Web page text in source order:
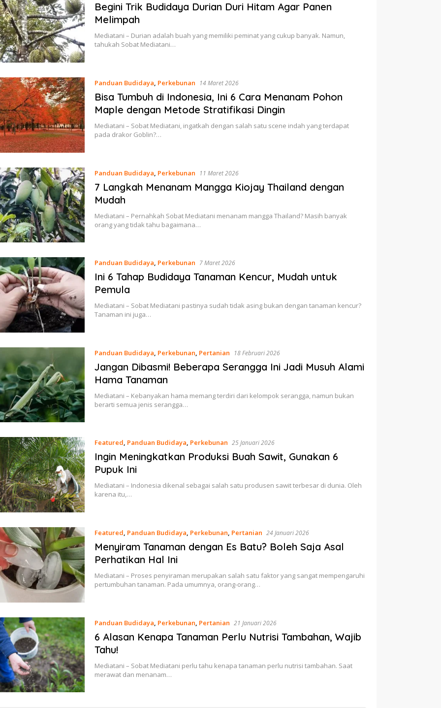
Begini Trik Budidaya Durian Duri Hitam Agar Panen
Melimpah
Mediatani – Durian adalah buah yang memiliki peminat yang cukup banyak. Namun,
tahukah Sobat Mediatani…
Panduan Budidaya, Perkebunan 14 Maret 2026
Bisa Tumbuh di Indonesia, Ini 6 Cara Menanam Pohon
Maple dengan Metode Stratifikasi Dingin
Mediatani – Sobat Mediatani, ingatkah dengan salah satu scene indah yang terdapat
pada drakor Goblin?…
Panduan Budidaya Perkebunan 11 Maret 2026
7 Langkah Menanam Mangga Kiojay Thailand dengan
Mudah
Mediatani – Pernahkah Sobat Mediatani menanam mangga Thailand? Masih banyak
orang yang tidak tahu bagaimana…
Panduan Budidaya, Perkebunan 7 Maret 2026
Ini 6 Tahap Budidaya Tanaman Kencur, Mudah untuk
Pemula
Mediatani – Sobat Mediatani pastinya sudah tidak asing bukan dengan tanaman kencur?
Tanaman ini juga…
Panduan Budidaya, Perkebunan, Pertanian 18 Februari 2026
Jangan Dibasmi! Beberapa Serangga Ini Jadi Musuh Alami
Hama Tanaman
Mediatani – Kebanyakan hama memang terdiri dari kelompok serangga, namun bukan
berarti semua jenis serangga…
Featured, Panduan Budidaya, Perkebunan 25 Januari 2026
Ingin Meningkatkan Produksi Buah Sawit, Gunakan 6
Pupuk Ini
Mediatani – Indonesia dikenal sebagai salah satu produsen sawit terbesar di dunia. Oleh
karena itu,…
Featured, Panduan Budidaya, Perkebunan, Pertanian 24 Januari 2026
Menyiram Tanaman dengan Es Batu? Boleh Saja Asal
Perhatikan Hal Ini
Mediatani – Proses penyiraman merupakan salah satu faktor yang sangat mempengaruhi
pertumbuhan tanaman. Pada umumnya, orang-orang…
Panduan Budidaya, Perkebunan, Pertanian 21 Januari 2026
6 Alasan Kenapa Tanaman Perlu Nutrisi Tambahan, Wajib
Tahu!
Mediatani – Sobat Mediatani perlu tahu kenapa tanaman perlu nutrisi tambahan. Saat
merawat dan menanam…